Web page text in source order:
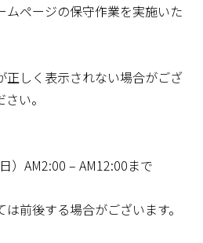
ムページの保守作業を実施いた
正しく表示されない場合がござ
い。
）AM2:00 – AM12:00まで
前後する場合がございます。